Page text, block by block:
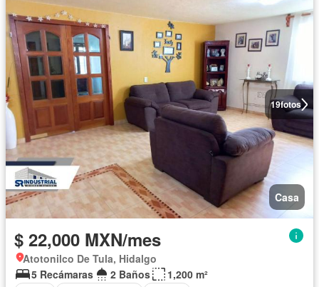
19fotos
Casa
$ 22,000 MXN/mes
Atotonilco De Tula, Hidalgo
5 Recámaras
2 Baños
1,200 m²